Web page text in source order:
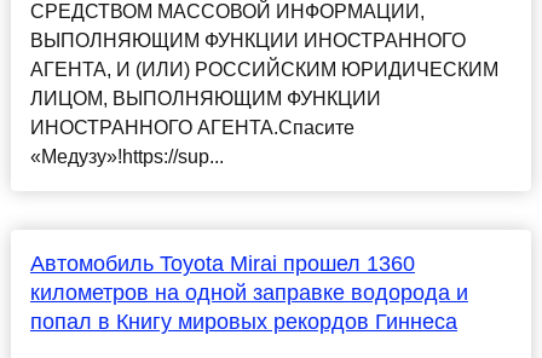
СРЕДСТВОМ МАССОВОЙ ИНФОРМАЦИИ,
ВЫПОЛНЯЮЩИМ ФУНКЦИИ ИНОСТРАННОГО
АГЕНТА, И (ИЛИ) РОССИЙСКИМ ЮРИДИЧЕСКИМ
ЛИЦОМ, ВЫПОЛНЯЮЩИМ ФУНКЦИИ
ИНОСТРАННОГО АГЕНТА.Спасите
«Медузу»!https://sup...
Автомобиль Toyota Mirai прошел 1360
километров на одной заправке водорода и
попал в Книгу мировых рекордов Гиннеса